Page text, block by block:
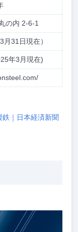
の内 2-6-1
31日現在）
年3月現在)
鉄｜日本経済新聞